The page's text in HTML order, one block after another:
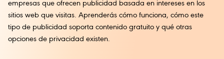
empresas que ofrecen publicidad basada en intereses en los
sitios web que visitas. Aprenderás cómo funciona, cómo este
tipo de publicidad soporta contenido gratuito y qué otras
opciones de privacidad existen.